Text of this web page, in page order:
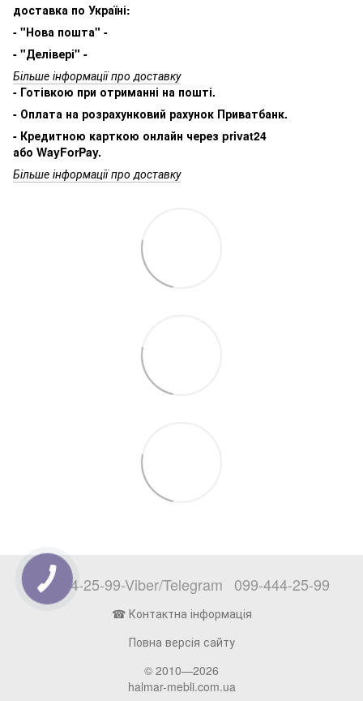
доставка по Україні:
- "Нова пошта" -
- "Делівері" -
Більше інформації про доставку
- Готівкою при отриманні на пошті.
- Оплата на розрахунковий рахунок Приватбанк.
- Кредитною карткою онлайн через privat24
або WayForPay.
Більше інформації про доставку
097-444-25-99-Viber/Telegram 099-444-25-99
☎ Контактна інформація
Повна версія сайту
© 2010—2026
halmar-mebli.com.ua